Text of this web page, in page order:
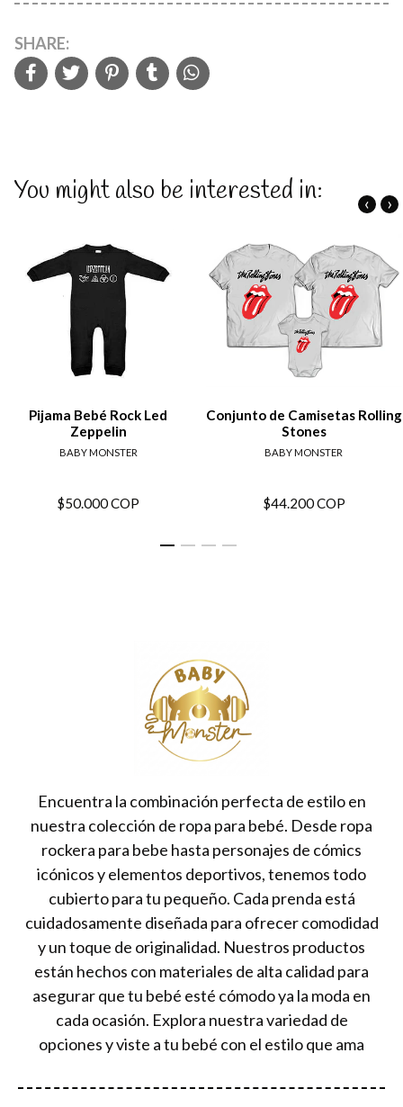
SHARE:
You might also be interested in:
Pijama Bebé Rock Led
Zeppelin
BABY MONSTER
$50.000 COP
Conjunto de Camisetas Rolling
Stones
BABY MONSTER
$44.200 COP
‹ ›
Encuentra la combinación perfecta de estilo en
nuestra colección de ropa para bebé. Desde ropa
rockera para bebe hasta personajes de cómics
icónicos y elementos deportivos, tenemos todo
cubierto para tu pequeño. Cada prenda está
cuidadosamente diseñada para ofrecer comodidad
y un toque de originalidad. Nuestros productos
están hechos con materiales de alta calidad para
asegurar que tu bebé esté cómodo ya la moda en
cada ocasión. Explora nuestra variedad de
opciones y viste a tu bebé con el estilo que ama